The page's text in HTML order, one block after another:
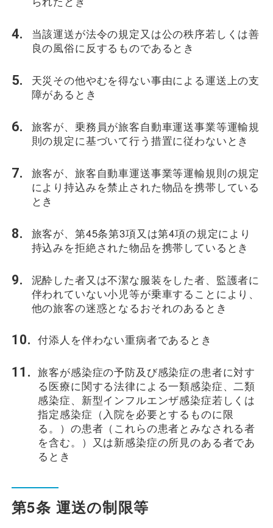
当該運送が法令の規定又は公の秩序若しくは善
良の風俗に反するものであるとき
天災その他やむを得ない事由による運送上の支
障があるとき
旅客が、乗務員が旅客自動車運送事業等運輸規
則の規定に基づいて行う措置に従わないとき
旅客が、旅客自動車運送事業等運輸規則の規定
により持込みを禁止された物品を携帯している
とき
旅客が、第45条第3項又は第4項の規定により
持込みを拒絶された物品を携帯しているとき
泥酔した者又は不潔な服装をした者、監護者に
伴われていない小児等が乗車することにより、
他の旅客の迷惑となるおそれのあるとき
付添人を伴わない重病者であるとき
旅客が感染症の予防及び感染症の患者に対す
る医療に関する法律による一類感染症、二類
感染症、新型インフルエンザ感染症若しくは
指定感染症（入院を必要とするものに限
る。）の患者（これらの患者とみなされる者
を含む。）又は新感染症の所見のある者であ
るとき
第5条 運送の制限等